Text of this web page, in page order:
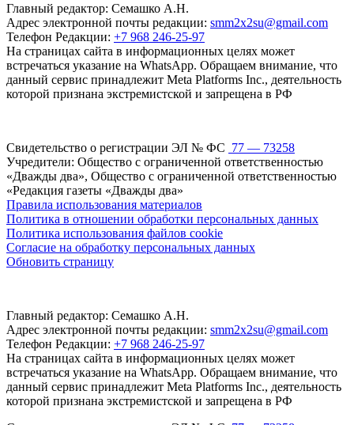
Главный редактор: Семашко А.Н.
Адрес электронной почты редакции: smm2x2su@gmail.com
Телефон Редакции: +7 968 246-25-97
На страницах сайта в информационных целях может
встречаться указание на WhatsApp. Обращаем внимание, что
данный сервис принадлежит Meta Platforms Inc., деятельность
которой признана экстремистской и запрещена в РФ
Свидетельство о регистрации ЭЛ № ФС 77 — 73258
Учредители: Общество с ограниченной ответственностью
«Дважды два», Общество с ограниченной ответственностью
«Редакция газеты «Дважды два»
Правила использования материалов
Политика в отношении обработки персональных данных
Политика использования файлов cookie
Согласие на обработку персональных данных
Обновить страницу
Главный редактор: Семашко А.Н.
Адрес электронной почты редакции: smm2x2su@gmail.com
Телефон Редакции: +7 968 246-25-97
На страницах сайта в информационных целях может
встречаться указание на WhatsApp. Обращаем внимание, что
данный сервис принадлежит Meta Platforms Inc., деятельность
которой признана экстремистской и запрещена в РФ